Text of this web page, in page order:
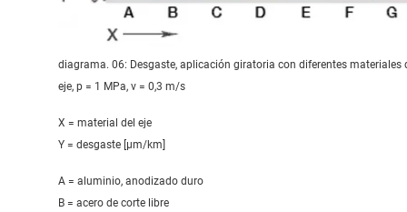
diagrama. 06: Desgaste, aplicación giratoria con diferentes materiales
eje, p = 1 MPa, v = 0,3 m/s
X = material del eje
Y = desgaste [μm/km]
A = aluminio, anodizado duro
B = acero de corte libre